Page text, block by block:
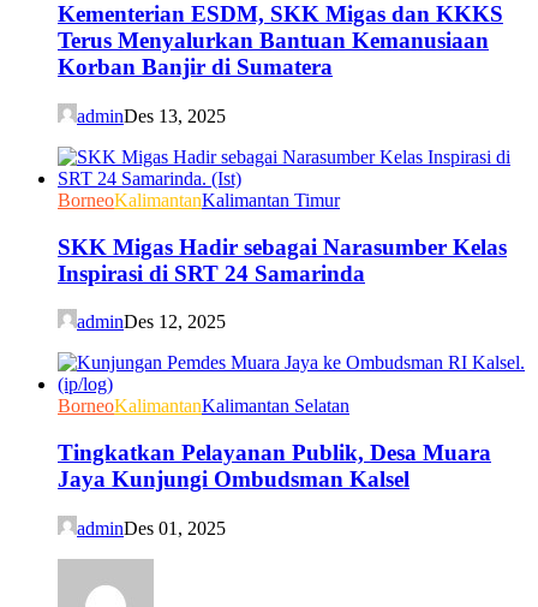
Kementerian ESDM, SKK Migas dan KKKS
Terus Menyalurkan Bantuan Kemanusiaan
Korban Banjir di Sumatera
adminDes 13, 2025
BorneoKalimantanKalimantan Timur
SKK Migas Hadir sebagai Narasumber Kelas
Inspirasi di SRT 24 Samarinda
adminDes 12, 2025
BorneoKalimantanKalimantan Selatan
Tingkatkan Pelayanan Publik, Desa Muara
Jaya Kunjungi Ombudsman Kalsel
adminDes 01, 2025